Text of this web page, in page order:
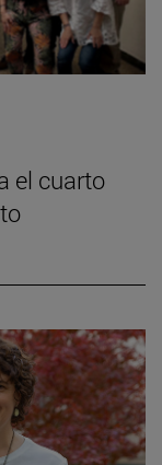
el cuarto